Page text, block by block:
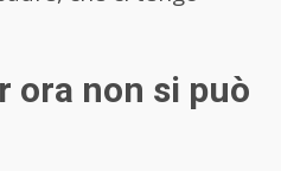
ora non si può